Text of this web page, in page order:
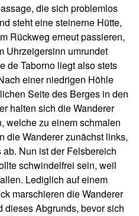
die sich problemlos
steht eine steinerne Hütte,
Rückweg erneut passieren,
Uhrzeigersinn umrundet
de Taborno liegt also stets
einer niedrigen Höhle
Seite des Berges in den
halten sich die Wanderer
welche zu einem schmalen
die Wanderer zunächst links,
Nun ist der Felsbereich
schwindelfrei sein, weil
Lediglich auf einem
marschieren die Wanderer
dieses Abgrunds, bevor sich